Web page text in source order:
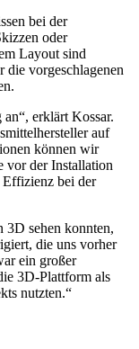
bei der
oder
Layout sind
die vorgeschlagenen
erklärt Kossar.
auf
können wir
vor der Installation
bei der
3D sehen konnten,
die uns vorher
ein großer
3D-Plattform als
nutzten.“